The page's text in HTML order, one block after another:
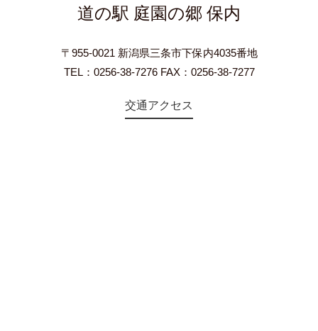
道の駅 庭園の郷 保内
〒955-0021 新潟県三条市下保内4035番地
TEL：0256-38-7276 FAX：0256-38-7277
交通アクセス